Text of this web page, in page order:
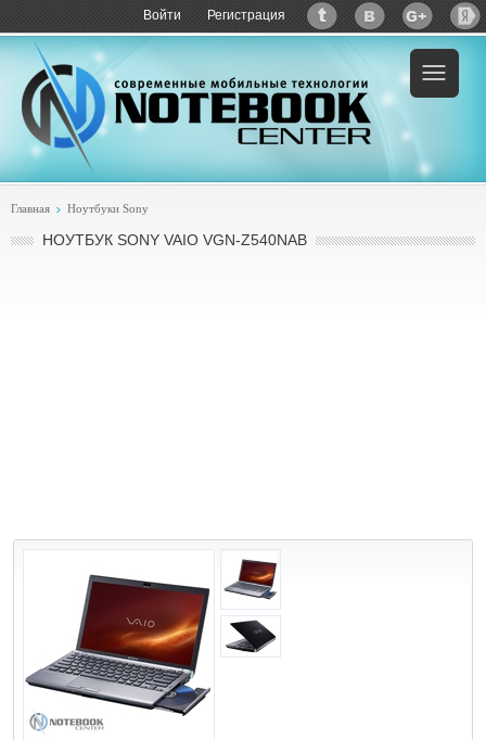
Войти Регистрация
Пример:купить Sony VAIO VGN-Z540NAB
Главная Ноутбуки Sony
НОУТБУК SONY VAIO VGN-Z540NAB